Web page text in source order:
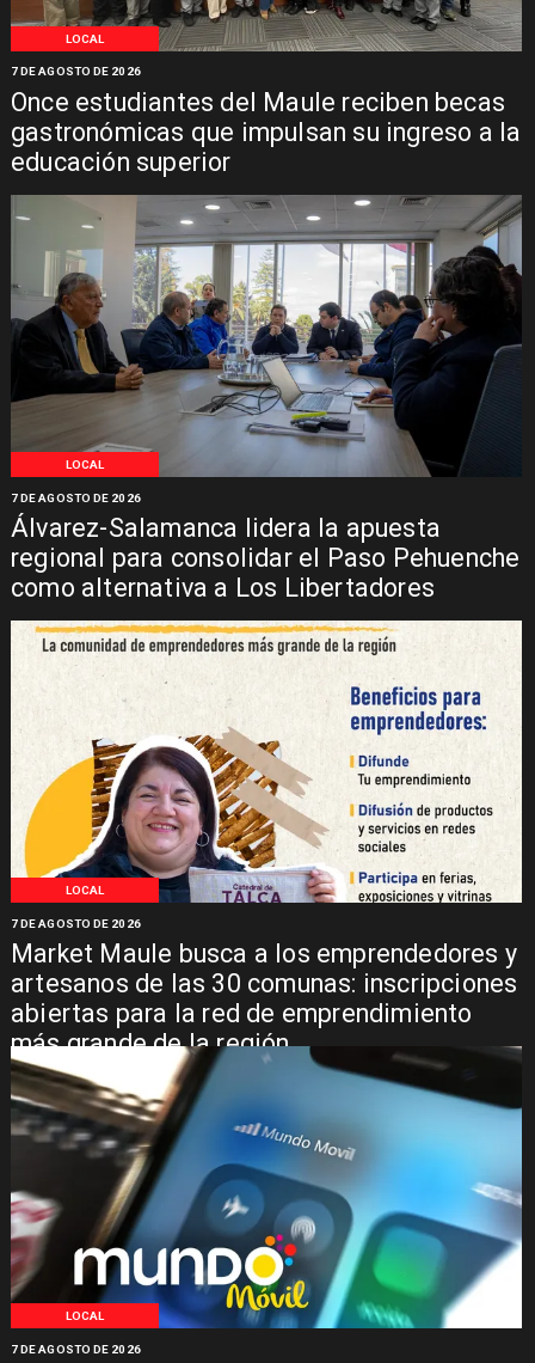
LOCAL
Once estudiantes del Maule reciben becas
gastronómicas que impulsan su ingreso a la
educación superior
7 DE AGOSTO DE 2026
LOCAL
Álvarez-Salamanca lidera la apuesta
regional para consolidar el Paso Pehuenche
como alternativa a Los Libertadores
7 DE AGOSTO DE 2026
LOCAL
Market Maule busca a los emprendedores y
artesanos de las 30 comunas: inscripciones
abiertas para la red de emprendimiento
más grande de la región
7 DE AGOSTO DE 2026
LOCAL
7 DE AGOSTO DE 2026